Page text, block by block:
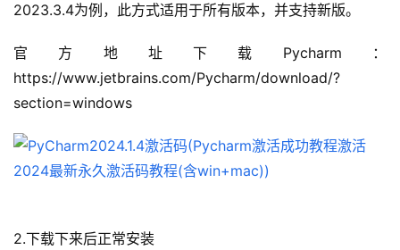
2023.3.4为例，此方式适用于所有版本，并支持新版。
官方地址下载Pycharm：
https://www.jetbrains.com/Pycharm/download/?
section=windows
2.下载下来后正常安装